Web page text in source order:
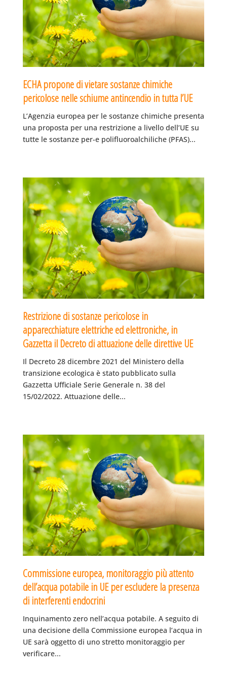
ECHA propone di vietare sostanze chimiche
pericolose nelle schiume antincendio in tutta l’UE
L’Agenzia europea per le sostanze chimiche presenta
una proposta per una restrizione a livello dell’UE su
tutte le sostanze per-e polifluoroalchiliche (PFAS)...
Restrizione di sostanze pericolose in
apparecchiature elettriche ed elettroniche, in
Gazzetta il Decreto di attuazione delle direttive UE
Il Decreto 28 dicembre 2021 del Ministero della
transizione ecologica è stato pubblicato sulla
Gazzetta Ufficiale Serie Generale n. 38 del
15/02/2022. Attuazione delle...
Commissione europea, monitoraggio più attento
dell’acqua potabile in UE per escludere la presenza
di interferenti endocrini
Inquinamento zero nell’acqua potabile. A seguito di
una decisione della Commissione europea l’acqua in
UE sarà oggetto di uno stretto monitoraggio per
verificare...